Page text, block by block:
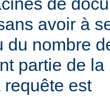
avoir à
du nombre
partie de
est